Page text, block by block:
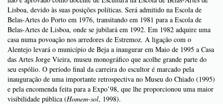
Lisboa, devido às suas posições políticas. Será admitido na Escola de
Belas-Artes do Porto em 1976, transitando em 1981 para a Escola de
Belas-Artes de Lisboa, onde se jubilará em 1992. Em 1982 adquire uma
casa numa povoação nos arredores de Estremoz. A ligação com o
Alentejo levará o município de Beja a inaugurar em Maio de 1995 a Casa
das Artes Jorge Vieira, museu monográfico que acolhe grande parte do
seu espólio. O período final da carreira do escultor é marcado pela
inauguração de uma importante retrospectiva no Museu do Chiado (1995)
e pela encomenda feita para a Expo’98, que lhe proporcionou uma maior
visibilidade pública (Homem-sol, 1998).